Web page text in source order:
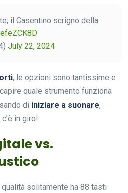
il Casentino scrigno della
July 22, 2024
, le opzioni sono tantissime e
quale strumento funziona
di iniziare a suonare,
in giro!
vs.
solitamente ha 88 tasti